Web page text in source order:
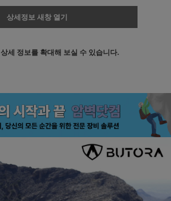
상세정보 새창 열기
상세 정보를 확대해 보실 수 있습니다.